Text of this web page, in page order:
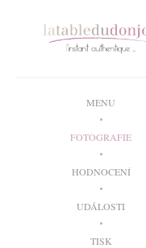
MENU
FOTOGRAFIE
HODNOCENÍ
UDÁLOSTI
TISK